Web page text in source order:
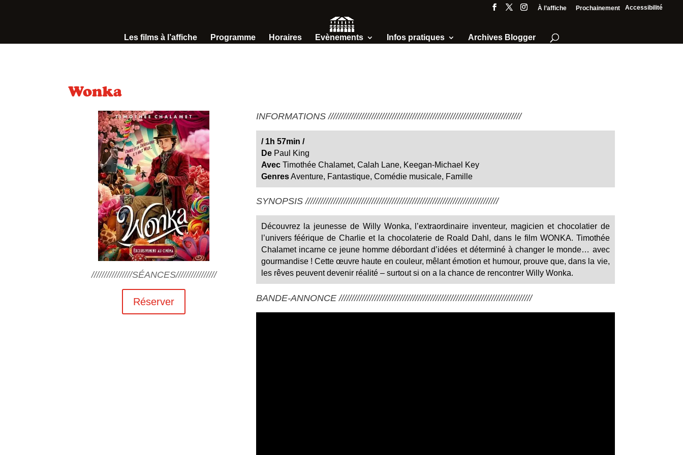
Accessibilité
À l’affiche Prochainement
Les films à l’affiche Programme Horaires Evènements Infos pratiques Archives Blogger
Wonka
////////////////SÉANCES////////////////
Réserver
INFORMATIONS ////////////////////////////////////////////////////////////////////////////
/1h 57min /
De Paul King
AvecTimothée Chalamet, Calah Lane, Keegan-Michael Key
GenresAventure, Fantastique, Comédie musicale, Famille
SYNOPSIS ////////////////////////////////////////////////////////////////////////////
Découvrez la jeunesse de Willy Wonka, l’extraordinaire inventeur, magicien et chocolatier de
l’univers féérique de Charlie et la chocolaterie de Roald Dahl, dans le film WONKA. Timothée
Chalamet incarne ce jeune homme débordant d’idées et déterminé à changer le monde… avec
gourmandise ! Cette œuvre haute en couleur, mêlant émotion et humour, prouve que, dans la vie,
les rêves peuvent devenir réalité – surtout si on a la chance de rencontrer Willy Wonka.
BANDE-ANNONCE ////////////////////////////////////////////////////////////////////////////